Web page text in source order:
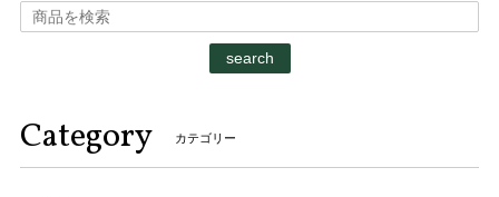
search
Category カテゴリー